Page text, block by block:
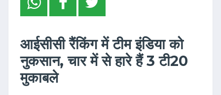
आईसीसी रैंकिंग में टीम इंडिया को
नुकसान, चार में से हारे हैं 3 टी20
मुकाबले